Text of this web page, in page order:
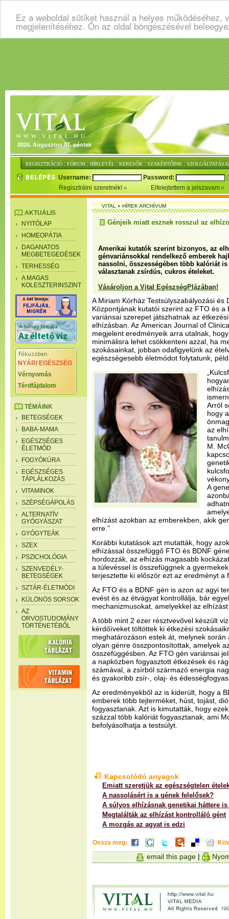
Ez a weboldal sütiket használ a helyes
megjelenítéséhez. Ön az oldal böngészésével
2026. Augusztus 07. péntek
REGISZTRÁCIÓ : FÓRUM : HÍRLEVÉL : KERESŐK : SZAKÉRTŐINK :
Username:
Password:
Regisztrálni szeretnék!
Elfelejtettem a jelszavam
AKTUÁLIS
NYITÓLAP
HOMEOPÁTIA
DAGANATOS
MEGBETEGEDÉSEK
TERHESSÉG
A MAGAS
KOLESZTERINSZINT
NYÁRI EGÉSZSÉG
Vérnyomás
Térdfájdalom
TÉMÁINK
BETEGSÉGEK
BABA-MAMA
EGÉSZSÉGES
ÉLETMÓD
FOGYÓKÚRA
EGÉSZSÉGES
TÁPLÁLKOZÁS
VITAMINOK
SZÉPSÉGÁPOLÁS
ALTERNATÍV
GYÓGYÁSZAT
GYÓGYTEÁK
SZEX
PSZICHOLÓGIA
SZENVEDÉLY-
BETEGSÉGEK
SZTÁR-ÉLETMÓDI
KÜLÖNÖS SORSOK
AZ
ORVOSTUDOMÁNY
TÖRTÉNETÉBŐL
VITAL»HÍREK ARCHÍVUM
Génjeik miatt esznek rosszul az
Amerikai kutatók szerint bizonyos, az
génvariánsokkal rendelkező emberek
nassolni, összességében több kalóriát
választanak zsírdús, cukros ételeket.
Vásároljon a Vital EgészségPlázában!
A Miriam Kórház Testsúlyszabályozási és
Központjának kutatói szerint az FTO és a
variánsai szerepet játszhatnak az
elhízásban. Az American Journal of
megjelent eredményeik arra utalnak,
minimálisra lehet csökkenteni azzal, ha
szokásainkat, jobban odafigyelünk az
egészségesebb életmódot folytatunk,
Arról
hogy
az
M.
A
elhízást azokban az emberekben, akik
erre.”
Korábbi kutatások azt mutatták, hogy
elhízással összefüggő FTO és BDNF
hordozzák, az elhízás magasabb
a túlevéssel is összefüggnek a
terjesztette ki először ezt az eredményt a
Az FTO és a BDNF gén is azon az agyi
evést és az étvágyat kontrollálja, bár
mechanizmusokat, amelyekkel az
A több mint 2 ezer résztvevővel készült
kérdőíveket töltöttek ki étkezési
meghatározáson estek át, melynek
olyan génre összpontosítottak, amelyek
összefüggésben. Az FTO gén variánsai
a napközben fogyasztott étkezések és
számával, a zsírból származó energia
és gyakoribb zsír-, olaj- és
Az eredményekből az is kiderült, hogy a
emberek több tejterméket, húst, tojást,
fogyasztanak. Azt is kimutatták, hogy
százzal több kalóriát fogyasztanak, ami
befolyásolhatja a testsúlyt.
Kapcsolódó anyagok
Emiatt szeretjük az egészségtelen
A nassolásért is a gének felelősek?
A súlyos elhízásnak genetikai háttere is
Megtalálták az elhízást kontrolláló gént
A mozgás az agyat is edzi
Ossza meg:
email this page |